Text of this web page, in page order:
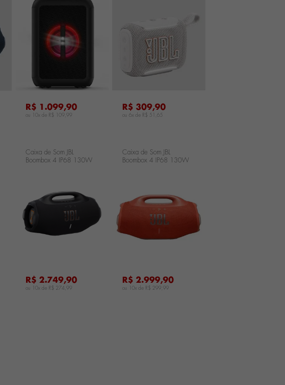
R$ 1.099,90
ou 10x de R$ 109,99
R$ 309,90
ou 6x de R$ 51,65
Caixa de Som JBL
Boombox 4 IP68 130W
R$ 2.749,90
ou 10x de R$ 274,99
Caixa de Som JBL
Boombox 4 IP68 130W
R$ 2.999,90
ou 10x de R$ 299,99